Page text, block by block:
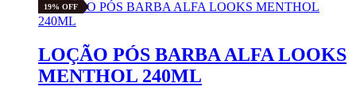
19% OFF
LOÇÃO PÓS BARBA ALFA LOOKS
MENTHOL 240ML